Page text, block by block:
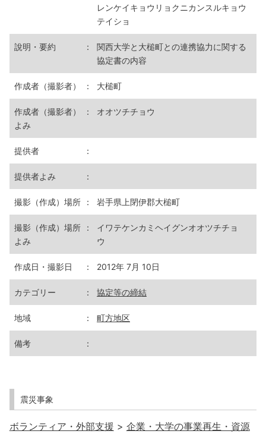
レンケイキョウリョクニカンスルキョウ
テイショ
說明・要約 ：
関西大学と大槌町との連携協力に関する
協定書の内容
作成者（撮影者） ： 大槌町
作成者（撮影者）
よみ
： オオツチチョウ
提供者 ：
提供者よみ ：
撮影（作成）場所 ： 岩手県上閉伊郡大槌町
撮影（作成）場所
よみ
：
イワテケンカミヘイグンオオツチチョ
ウ
作成日・撮影日 ： 2012年 7月 10日
カテゴリー ： 協定等の締結
地域 ： 町方地区
備考 ：
震災事象
ボランティア・外部支援 > 企業・大学の事業再生・資源